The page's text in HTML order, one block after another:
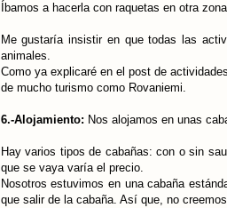
Íbamos a hacerla con raquetas en otra
Me gustaría insistir en que todas las
animales.
Como ya explicaré en el post de
de mucho turismo como Rovaniemi.
6.-Alojamiento: Nos alojamos en unas
Hay varios tipos de cabañas: con o sin
que se vaya varía el precio.
Nosotros estuvimos en una cabaña
que salir de la cabaña. Así que, no